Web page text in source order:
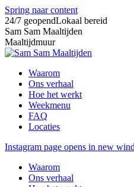
Spring naar content
24/7 geopendLokaal bereid
Sam Sam Maaltijden
Maaltijdmuur
Waarom
Ons verhaal
Hoe het werkt
Weekmenu
FAQ
Locaties
Instagram page opens in new
Waarom
Ons verhaal